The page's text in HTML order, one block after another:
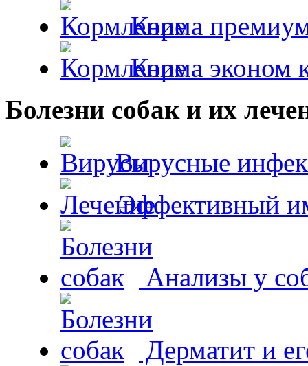
Корма премиум
Корма эконом
Болезни собак и их
Вирусные
Эффективный
Анализы у
Дерматит и